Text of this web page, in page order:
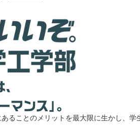
ることのメリットを最大限に生かし、